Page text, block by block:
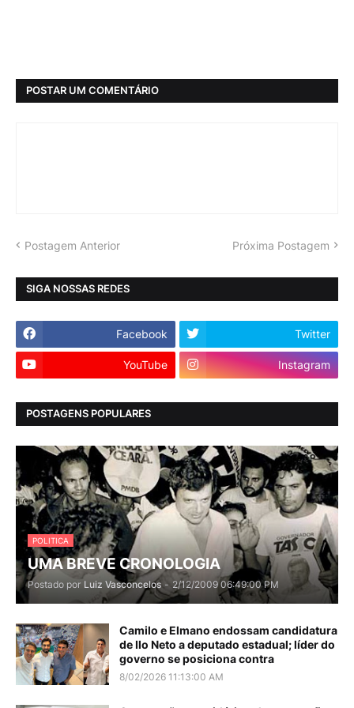
POSTAR UM COMENTÁRIO
Postagem Anterior Próxima Postagem
SIGA NOSSAS REDES
Facebook Twitter
YouTube Instagram
POSTAGENS POPULARES
POLITICA
UMA BREVE CRONOLOGIA
Postado por Luiz Vasconcelos - 2/12/2009 06:49:00 PM
Camilo e Elmano endossam candidatura
de Ilo Neto a deputado estadual; líder do
governo se posiciona contra
8/02/2026 11:13:00 AM